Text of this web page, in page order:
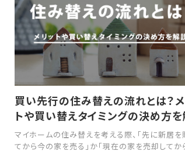
買い先行の住み替えの流れとは？メ
トや買い替えタイミングの決め方
マイホームの住み替えを考える際、「先に新居を
てから今の家を売る」か「現在の家を売却してか